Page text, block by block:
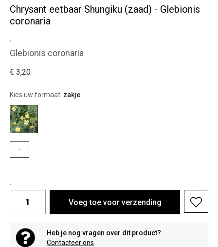
Chrysant eetbaar Shungiku (zaad) - Glebionis
coronaria
.
Glebionis coronaria
€ 3,20
Kies uw formaat: zakje
-
.
Voeg toe voor verzending
Heb je nog vragen over dit product?
Contacteer ons